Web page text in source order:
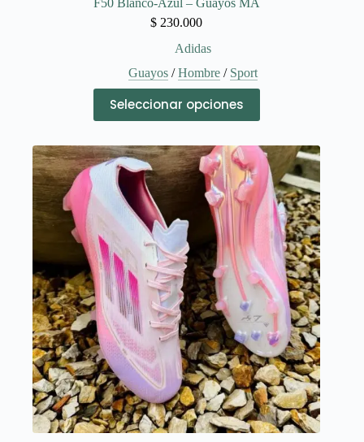
$ 230.000
Adidas
Guayos/Hombre/ Sport
Seleccionar opciones
producto
tiene
variantes.
Las
opciones
pueden
elegir
en
la
página
de
producto